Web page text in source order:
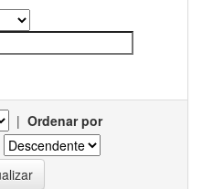
| Ordenar por